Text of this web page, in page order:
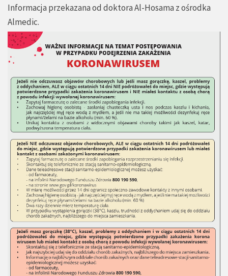
Informacja przekazana od doktora Al-Hosama z ośrodka
Almedic.